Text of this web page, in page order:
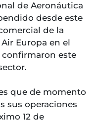
de Aeronáutica
desde este
de la
Europa en el
confirmaron este
que de momento
sus operaciones
12 de